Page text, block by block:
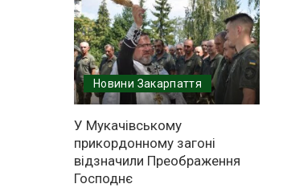
Новини Закарпаття
У Мукачівському
прикордонному загоні
відзначили Преображення
Господнє